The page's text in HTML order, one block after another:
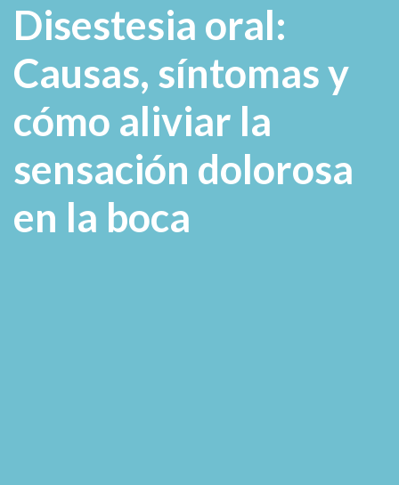
Disestesia oral:
Causas, síntomas y
cómo aliviar la
sensación dolorosa
en la boca